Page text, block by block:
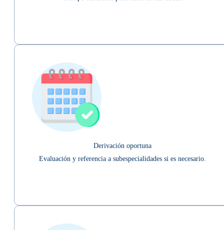
Derivación oportuna
Evaluación y referencia a subespecialidades si es necesario.